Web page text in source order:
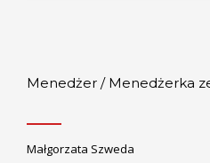
Menedżer / Menedżerka
Małgorzata Szweda